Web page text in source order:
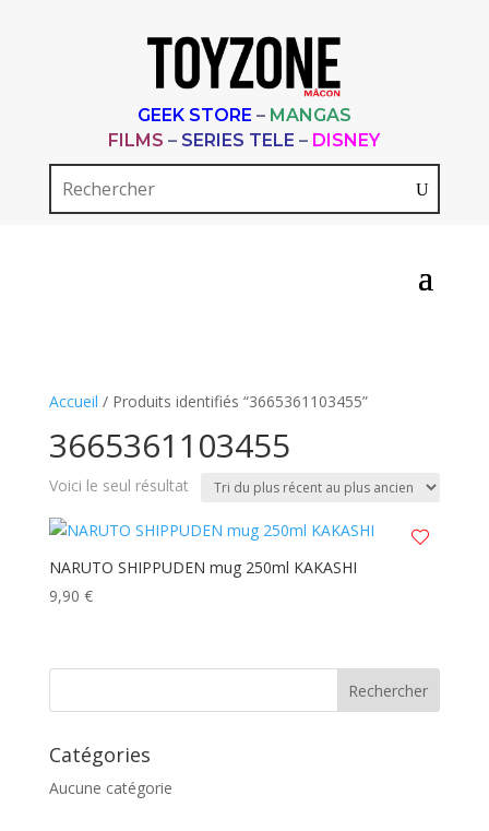
GEEK STORE – MANGAS
FILMS – SERIES TELE – DISNEY
Accueil / Produits identifiés “3665361103455”
3665361103455
Voici le seul résultat
NARUTO SHIPPUDEN mug 250ml KAKASHI
9,90 €
Catégories
Aucune catégorie